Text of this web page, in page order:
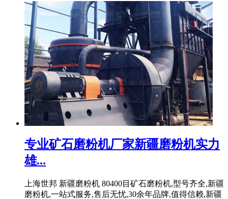
专业矿石磨粉机厂家新疆磨粉机实力
雄...
上海世邦 新疆磨粉机 80400目矿石磨粉机,型号齐全,新疆
磨粉机,一站式服务,售后无忧,30余年品牌,值得信赖,新疆